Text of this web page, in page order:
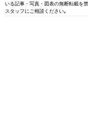
いる記事・写真・図表の無断転載を
スタッフにご相談ください｡